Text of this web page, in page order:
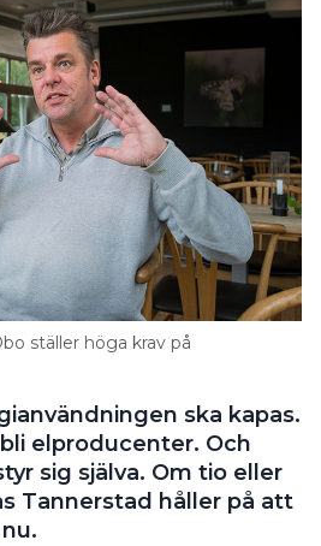
ställer höga krav på
ska kapas.
elproducenter. Och
sig själva. Om tio eller
Tannerstad håller på att